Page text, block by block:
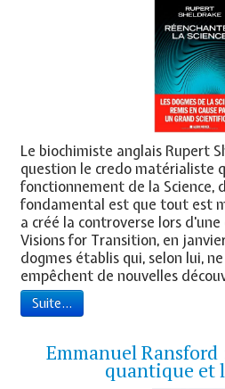
Le biochimiste anglais Rupert
question le credo matérialiste
fonctionnement de la Science,
fondamental est que tout est
a créé la controverse lors d'une
Visions for Transition, en
dogmes établis qui, selon lui,
empêchent de nouvelles
Suite...
Emmanuel Ransford
quantique et